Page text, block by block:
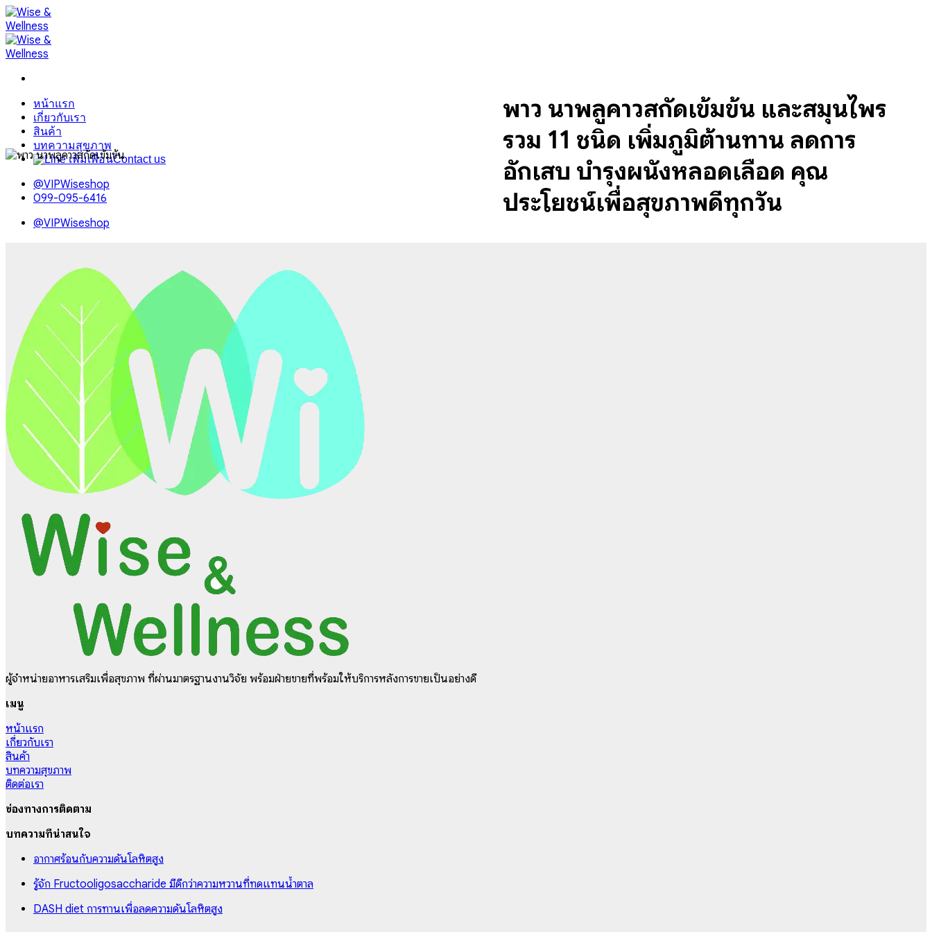
Skip
to
content
หน้าแรก
เกี่ยวกับเรา
สินค้า
บทความสุขภาพ
Contact us
@VIPWiseshop
099-095-6416
@VIPWiseshop
พาว น้ำพลูคาวสกัดเข้มข้น และสมุนไพร
รวม 11 ชนิด เพิ่มภูมิต้านทาน ลดการ
อักเสบ บำรุงผนังหลอดเลือด คุณ
ประโยชน์เพื่อสุขภาพดีทุกวัน
ผู้จำหน่ายอาหารเสริมเพื่อสุขภาพ ที่ผ่านมาตรฐานงานวิจัย พร้อมฝ่ายขายที่พร้อมให้บริการหลังการขายเป็นอย่างดี
เมนู
หน้าแรก
เกี่ยวกับเรา
สินค้า
บทความสุขภาพ
ติดต่อเรา
ช่องทางการติดตาม
บทความที่น่าสนใจ
อากาศร้อนกับความดันโลหิตสูง
รู้จัก Fructooligosaccharide มีดีกว่าความหวานที่ทดแทนน้ำตาล
DASH diet การทานเพื่อลดความดันโลหิตสูง